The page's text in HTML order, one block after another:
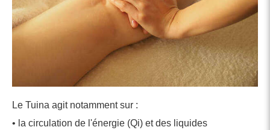
Le Tuina agit notamment sur :
• la circulation de l'énergie (Qi) et des liquides